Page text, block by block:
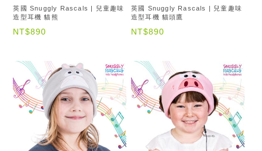
英國 Snuggly Rascals | 兒童趣味
造型耳機 貓熊
NT$890
英國 Snuggly Rascals | 兒童趣味
造型耳機 貓頭鷹
NT$890